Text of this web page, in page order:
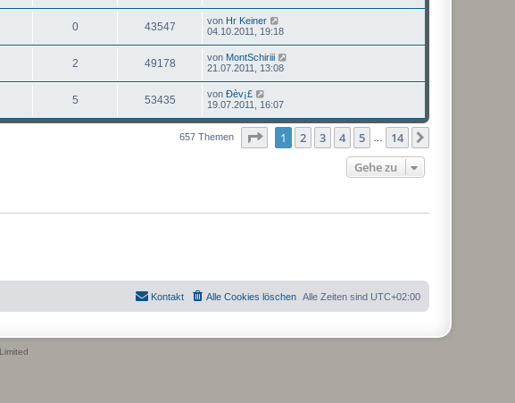
0 43547 von Hr Keiner
04.10.2011, 19:18
2 49178 von MontSchiriii
21.07.2011, 13:08
5 53435 von Ðèv¡£
19.07.2011, 16:07
657 Themen Seite von14
1 2 3 4 5 14
Gehe zu
Alle Zeiten sind UTC+02:00
Alle Cookies löschen
Kontakt